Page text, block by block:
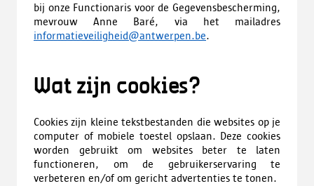
bij onze Functionaris voor de Gegevensbescherming,
mevrouw Anne Baré, via het mailadres
informatieveiligheid@antwerpen.be.
Wat zijn cookies?
Cookies zijn kleine tekstbestanden die websites op je
computer of mobiele toestel opslaan. Deze cookies
worden gebruikt om websites beter te laten
functioneren, om de gebruikerservaring te
verbeteren en/of om gericht advertenties te tonen.